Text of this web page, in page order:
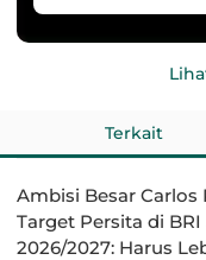
Terkait
Ambisi Besar Carlos
Target Persita di
2026/2027: Harus